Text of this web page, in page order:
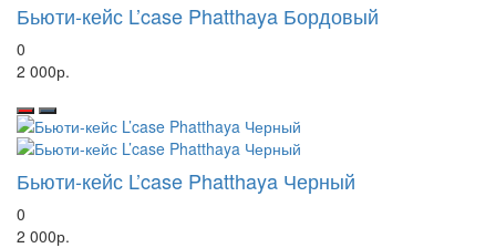
Бьюти-кейс L’case Phatthaya Бордовый
0
2 000р.
Бьюти-кейс L’case Phatthaya Черный
0
2 000р.